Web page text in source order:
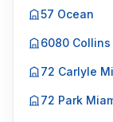
57 Ocean
6080 Collins
72 Carlyle
72 Park